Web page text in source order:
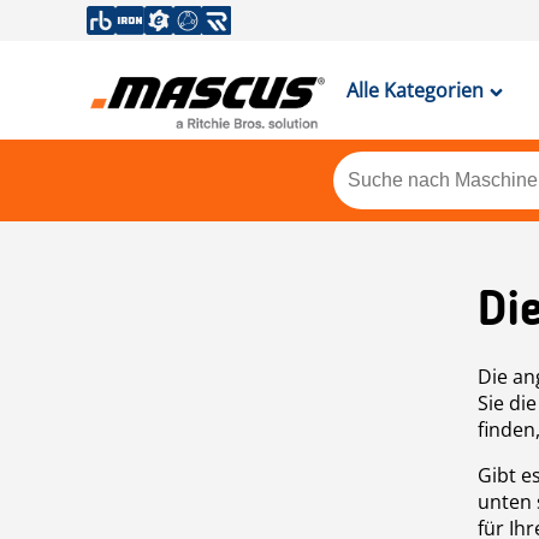
Alle Kategorien
Die
Sie
Gibt
unten
für